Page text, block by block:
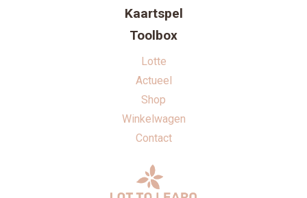
Kaartspel
Toolbox
Lotte
Actueel
Shop
Winkelwagen
Contact